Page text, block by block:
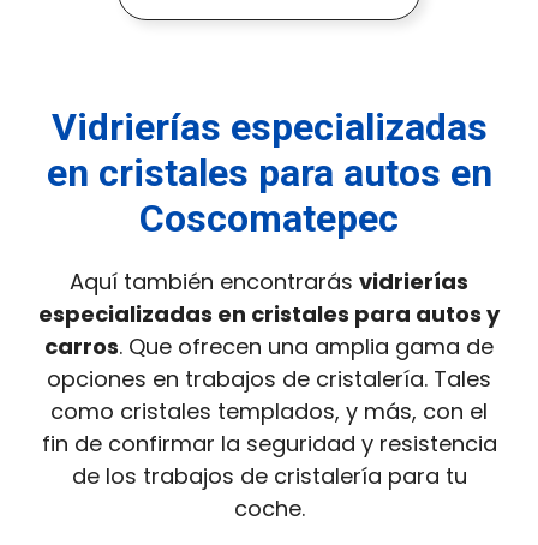
Vidrierías especializadas
en cristales para autos en
Coscomatepec
Aquí también encontrarás vidrierías
especializadas en cristales para autos y
carros. Que ofrecen una amplia gama de
opciones en trabajos de cristalería. Tales
como cristales templados, y más, con el
fin de confirmar la seguridad y resistencia
de los trabajos de cristalería para tu
coche.